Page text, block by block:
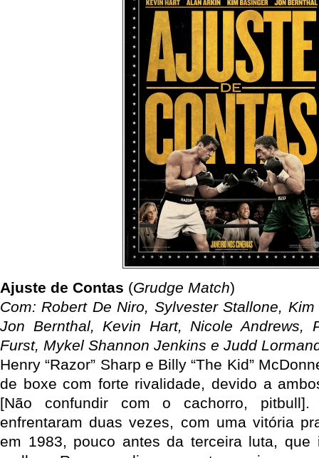
Ajuste de Contas (Grudge Match)
Com: Robert De Niro, Sylvester Stallone,
Jon Bernthal, Kevin Hart, Nicole Andrews,
Furst, Mykel Shannon Jenkins e Judd
Henry “Razor” Sharp e Billy “The Kid”
de boxe com forte rivalidade, devido a
[Não confundir com o cachorro,
enfrentaram duas vezes, com uma vitória
em 1983, pouco antes da terceira luta,